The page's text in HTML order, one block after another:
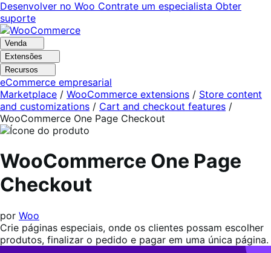
Pular
para
navegação
Pular
para
o
conteúdo
Desenvolver no Woo Contrate um especialista Obter
suporte
Venda
Extensões
Recursos
eCommerce empresarial
Marketplace / WooCommerce extensions / Store content
and customizations / Cart and checkout features /
WooCommerce One Page Checkout
WooCommerce One Page
Checkout
por Woo
Crie páginas especiais, onde os clientes possam escolher
produtos, finalizar o pedido e pagar em uma única página.